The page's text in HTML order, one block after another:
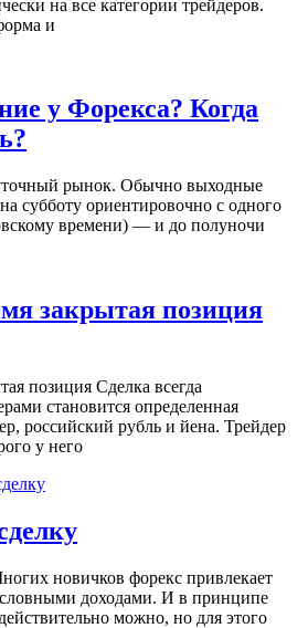
на все категории трейдеров.
и
у Форекса? Когда
рынок. Обычно выходные
субботу ориентировочно с одного
времени) — и до полуночи
закрытая позиция
позиция Сделка всегда
становится определенная
российский рубль и йена. Трейдер
у него
новичков форекс привлекает
доходами. И в принципе
можно, но для этого